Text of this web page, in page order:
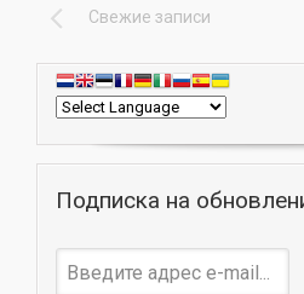
Свежие записи
Подписка на